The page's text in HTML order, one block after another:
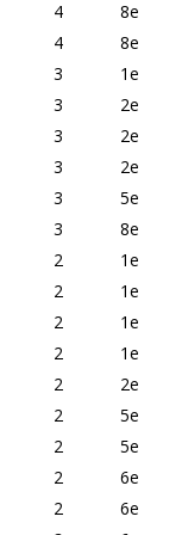
4
8e
4
8e
3
1e
3
2e
3
2e
3
2e
3
5e
3
8e
2
1e
2
1e
2
1e
2
1e
2
2e
2
5e
2
5e
2
6e
2
6e